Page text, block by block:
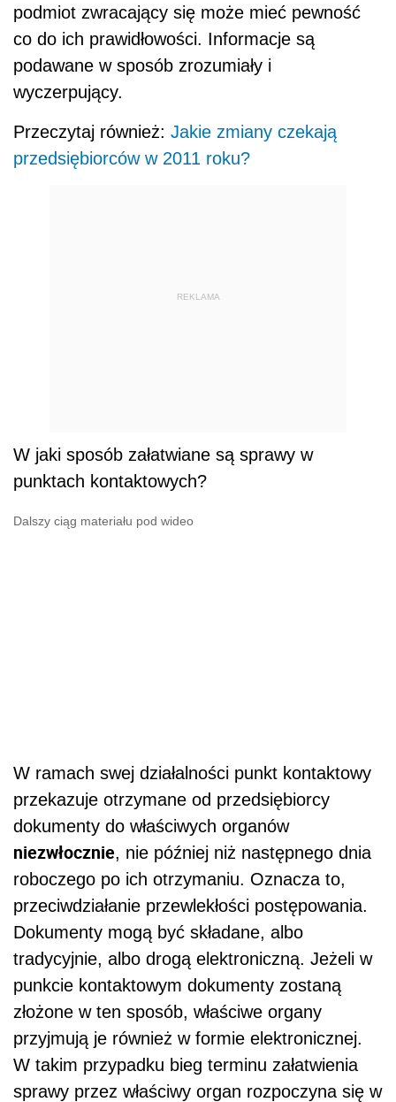
podmiot zwracający się może mieć pewność
co do ich prawidłowości. Informacje są
podawane w sposób zrozumiały i
wyczerpujący.
Przeczytaj również: Jakie zmiany czekają
przedsiębiorców w 2011 roku?
REKLAMA
W jaki sposób załatwiane są sprawy w
punktach kontaktowych?
Dalszy ciąg materiału pod wideo
W ramach swej działalności punkt kontaktowy
przekazuje otrzymane od przedsiębiorcy
dokumenty do właściwych organów
niezwłocznie, nie później niż następnego dnia
roboczego po ich otrzymaniu. Oznacza to,
przeciwdziałanie przewlekłości postępowania.
Dokumenty mogą być składane, albo
tradycyjnie, albo drogą elektroniczną. Jeżeli w
punkcie kontaktowym dokumenty zostaną
złożone w ten sposób, właściwe organy
przyjmują je również w formie elektronicznej.
W takim przypadku bieg terminu załatwienia
sprawy przez właściwy organ rozpoczyna się w